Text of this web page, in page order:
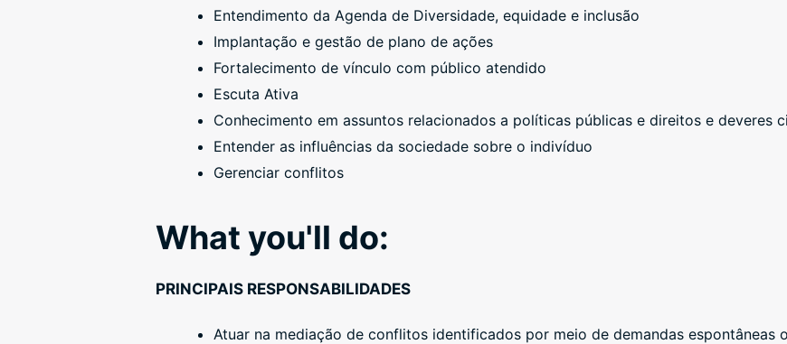
Entendimento da Agenda de Diversidade, equidade e inclusão
Implantação e gestão de plano de ações
Fortalecimento de vínculo com público atendido
Escuta Ativa
Conhecimento em assuntos relacionados a políticas públicas e direitos e deveres
Entender as influências da sociedade sobre o indivíduo
Gerenciar conflitos
What you'll do:
PRINCIPAIS RESPONSABILIDADES
Atuar na mediação de conflitos identificados por meio de demandas espontâneas